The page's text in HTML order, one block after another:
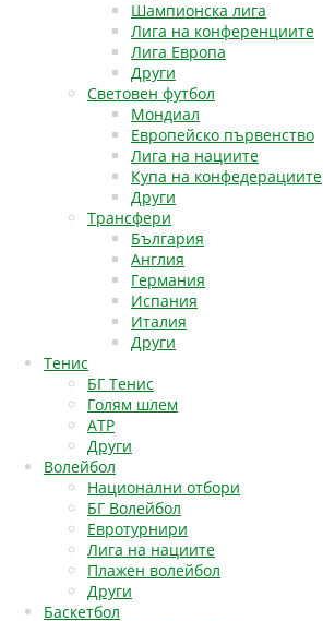
Шампионска лига
Лига на конференциите
Лига Европа
Други
Световен футбол
Мондиал
Европейско първенство
Лига на нациите
Купа на конфедерациите
Други
Трансфери
България
Англия
Германия
Испания
Италия
Други
Тенис
БГ Тенис
Голям шлем
АТР
Други
Волейбол
Национални отбори
БГ Волейбол
Евротурнири
Лига на нациите
Плажен волейбол
Други
Баскетбол